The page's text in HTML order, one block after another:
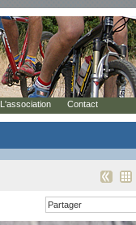
Partager
L'association Contact